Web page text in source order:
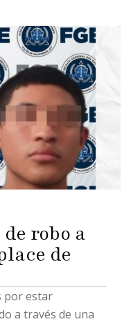
robo a
de
por estar
a través de una